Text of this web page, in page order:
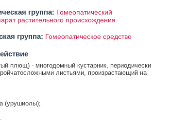
группа: Гомеопатический
растительного происхождения
группа: Гомеопатическое средство
плющ) - многодомный кустарник, периодически
листьями, произрастающий на
(урушиолы);